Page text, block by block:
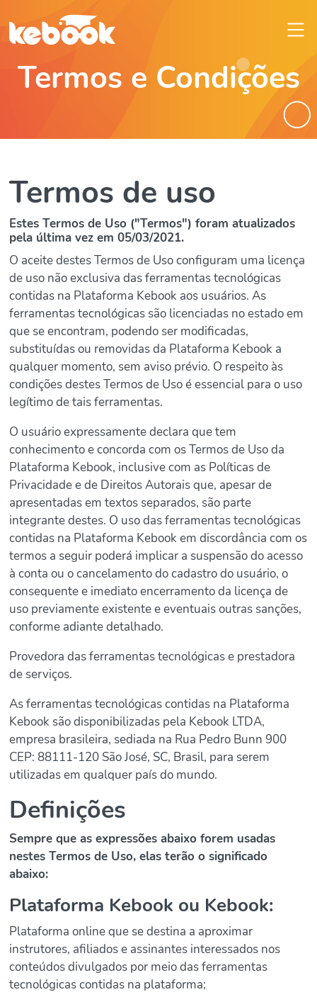
Termos e Condições
Termos de uso
Estes Termos de Uso ("Termos") foram atualizados
pela última vez em 05/03/2021.
O aceite destes Termos de Uso configuram uma licença
de uso não exclusiva das ferramentas tecnológicas
contidas na Plataforma Kebook aos usuários. As
ferramentas tecnológicas são licenciadas no estado em
que se encontram, podendo ser modificadas,
substituídas ou removidas da Plataforma Kebook a
qualquer momento, sem aviso prévio. O respeito às
condições destes Termos de Uso é essencial para o uso
legítimo de tais ferramentas.
O usuário expressamente declara que tem
conhecimento e concorda com os Termos de Uso da
Plataforma Kebook, inclusive com as Políticas de
Privacidade e de Direitos Autorais que, apesar de
apresentadas em textos separados, são parte
integrante destes. O uso das ferramentas tecnológicas
contidas na Plataforma Kebook em discordância com os
termos a seguir poderá implicar a suspensão do acesso
à conta ou o cancelamento do cadastro do usuário, o
consequente e imediato encerramento da licença de
uso previamente existente e eventuais outras sanções,
conforme adiante detalhado.
Provedora das ferramentas tecnológicas e prestadora
de serviços.
As ferramentas tecnológicas contidas na Plataforma
Kebook são disponibilizadas pela Kebook LTDA,
empresa brasileira, sediada na Rua Pedro Bunn 900
CEP: 88111-120 São José, SC, Brasil, para serem
utilizadas em qualquer país do mundo.
Definições
Sempre que as expressões abaixo forem usadas
nestes Termos de Uso, elas terão o significado
abaixo:
Plataforma Kebook ou Kebook:
Plataforma online que se destina a aproximar
instrutores, afiliados e assinantes interessados nos
conteúdos divulgados por meio das ferramentas
tecnológicas contidas na plataforma;